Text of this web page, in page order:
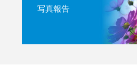
写真報告